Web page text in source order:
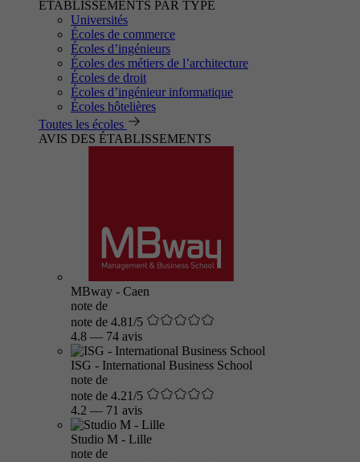
ÉTABLISSEMENTS PAR TYPE
Universités
Écoles de commerce
Écoles d’ingénieurs
Écoles des métiers de l’architecture
Écoles de droit
Écoles d’ingénieur informatique
Écoles hôtelières
Toutes les écoles
AVIS DES ÉTABLISSEMENTS
MBway - Caen
note de
note de 4.81/5
4.8 — 74 avis
ISG - International Business School
note de
note de 4.21/5
4.2 — 71 avis
Studio M - Lille
note de